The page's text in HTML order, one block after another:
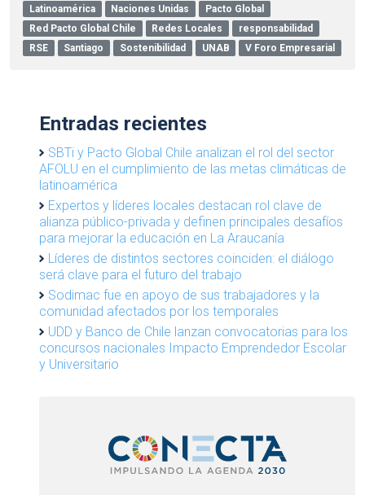
Latinoamérica
Naciones Unidas
Pacto Global
Red Pacto Global Chile
Redes Locales
responsabilidad
RSE
Santiago Sostenibilidad UNAB V Foro Empresarial
Entradas recientes
SBTi y Pacto Global Chile analizan el rol del sector
AFOLU en el cumplimiento de las metas climáticas de
latinoamérica
Expertos y líderes locales destacan rol clave de
alianza público-privada y definen principales desafíos
para mejorar la educación en La Araucanía
Líderes de distintos sectores coinciden: el diálogo
será clave para el futuro del trabajo
Sodimac fue en apoyo de sus trabajadores y la
comunidad afectados por los temporales
UDD y Banco de Chile lanzan convocatorias para los
concursos nacionales Impacto Emprendedor Escolar
y Universitario